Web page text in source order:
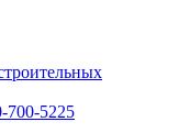
700-5225